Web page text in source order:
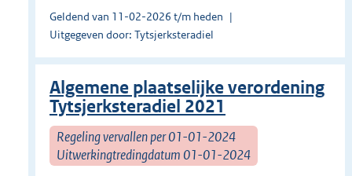
Geldend van 11-02-2026 t/m heden
Uitgegeven door: Tytsjerksteradiel
Algemene plaatselijke verordening
Tytsjerksteradiel 2021
Regeling vervallen per 01-01-2024
Uitwerkingtredingdatum 01-01-2024